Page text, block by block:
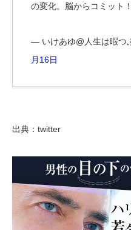
の変化。脳からコミット！
— いけあゆ@人生は暇つ
月16日
出典：twitter